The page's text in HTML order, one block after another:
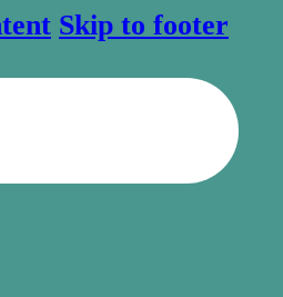
Skip to footer